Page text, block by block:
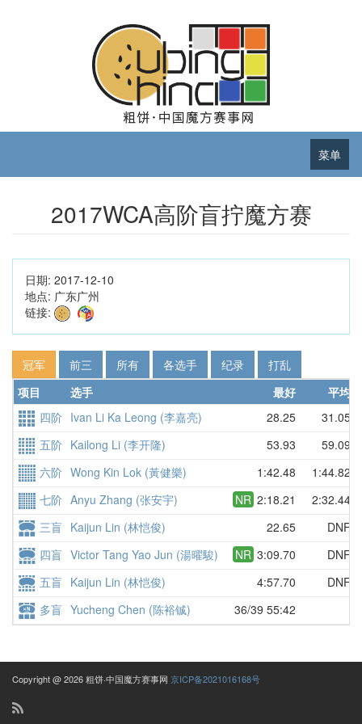
菜单
2017WCA高阶盲拧魔方赛
日期: 2017-12-10
地点: 广东广州
链接:
冠军 前三 所有 各选手 纪录
打乱
项目
选手 最好 平均
四阶 Ivan Li Ka Leong (李嘉亮) 28.25 31.05
五阶 Kailong Li (李开隆) 53.93 59.09
六阶 Wong Kin Lok (黃健樂) 1:42.48 1:44.82
七阶 Anyu Zhang (张安宇) NR 2:18.21 2:32.44
三盲 Kaijun Lin (林恺俊) 22.65 DNF
四盲 Victor Tang Yao Jun (湯曜駿) NR 3:09.70 DNF
五盲 Kaijun Lin (林恺俊) 4:57.70 DNF
多盲 Yucheng Chen (陈裕铖) 36/39 55:42
Copyright @ 2026 粗饼·中国魔方赛事网 京ICP备2021016168号